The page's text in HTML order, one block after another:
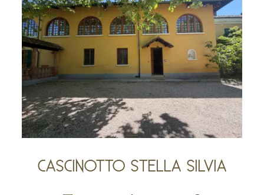
CASCINOTTO STELLA SILVIA